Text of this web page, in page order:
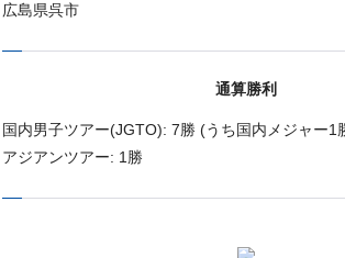
広島県呉市
通算勝利
国内男子ツアー(JGTO): 7勝 (うち国内メジャー1
アジアンツアー: 1勝